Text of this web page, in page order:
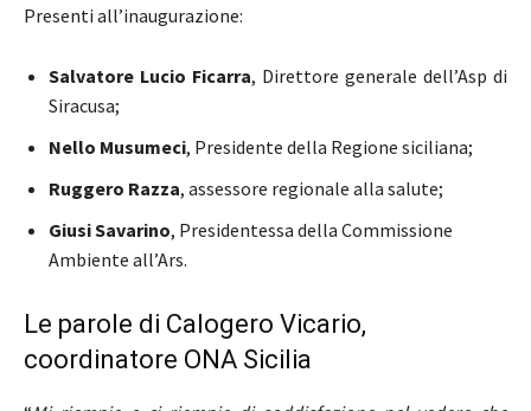
Presenti all’inaugurazione:
Salvatore Lucio Ficarra, Direttore generale dell’Asp di
Siracusa;
Nello Musumeci, Presidente della Regione siciliana;
Ruggero Razza, assessore regionale alla salute;
Giusi Savarino, Presidentessa della Commissione
Ambiente all’Ars.
Le parole di Calogero Vicario,
coordinatore ONA Sicilia